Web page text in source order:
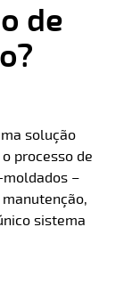
de
solução
processo de
–
sistema